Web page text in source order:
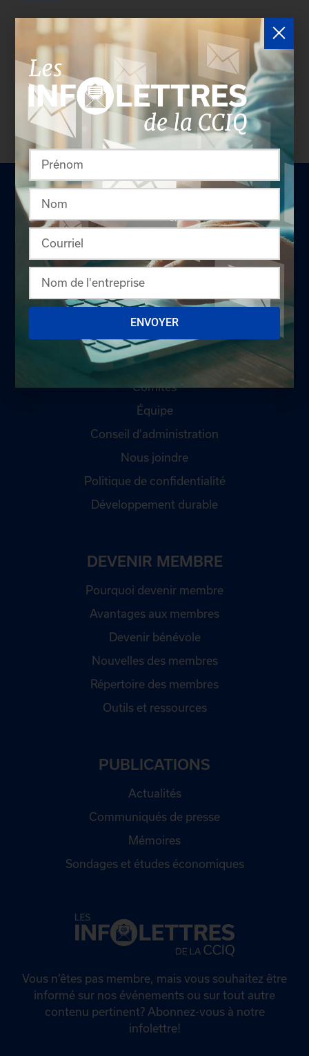
Les entreprises membres peuvent bénéficier d’une
version plus détaillée du répertoire via leur espace
sécurisé.
Connectez-vousafin de consulter le
profil complet des entreprises incluant les
coordonnées des délégués inscrits. Vous n'êtes
pas membre? N'attendez plus etdevenez membre!
LA CHAMBRE
Offres d'emploi
Appel d'offres
Qui sommes-nous ?
Comités
Équipe
Conseil d'administration
Nous joindre
Politique de confidentialité
Développement durable
DEVENIR MEMBRE
Pourquoi devenir membre
Avantages aux membres
Devenir bénévole
Nouvelles des membres
Répertoire des membres
Outils et ressources
PUBLICATIONS
Actualités
Communiqués de presse
Mémoires
Sondages et études économiques
Vous n’êtes pas membre, mais vous souhaitez être
informé sur nos événements ou sur tout autre
contenu pertinent? Abonnez-vous à notre
infolettre!
ENVOYER